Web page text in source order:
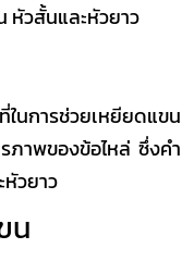
หัวสั้นและหัวยาว
นการช่วยเหยียดแขน
ภาพของข้อไหล่ ซึ่งคำ
วยาว
น